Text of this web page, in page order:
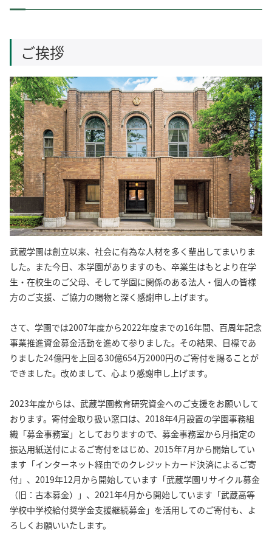
ご挨拶
武蔵学園は創立以来、社会に有為な人材を多く輩出してまいりま
した。また今日、本学園がありますのも、卒業生はもとより在学
生・在校生のご父母、そして学園に関係のある法人・個人の皆様
方のご支援、ご協力の賜物と深く感謝申し上げます。
さて、学園では2007年度から2022年度までの16年間、百周年記念
事業推進資金募金活動を進めて参りました。その結果、目標であ
りました24億円を上回る30億654万2000円のご寄付を賜ることが
できました。改めまして、心より感謝申し上げます。
2023年度からは、武蔵学園教育研究資金へのご支援をお願いして
おります。寄付金取り扱い窓口は、2018年4月設置の学園事務組
織「募金事務室」としておりますので、募金事務室から月指定の
振込用紙送付によるご寄付をはじめ、2015年7月から開始してい
ます「インターネット経由でのクレジットカード決済によるご寄
付」、2019年12月から開始しています「武蔵学園リサイクル募金
（旧：古本募金）」、2021年4月から開始しています「武蔵高等
学校中学校給付奨学金支援継続募金」を活用してのご寄付も、よ
ろしくお願いいたします。